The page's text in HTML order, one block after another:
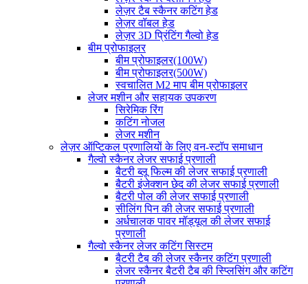
लेज़र टैब स्कैनर कटिंग हेड
लेज़र वॉबल हेड
लेज़र 3D प्रिंटिंग गैल्वो हेड
बीम प्रोफाइलर
बीम प्रोफाइलर(100W)
बीम प्रोफाइलर(500W)
स्वचालित M2 माप बीम प्रोफाइलर
लेजर मशीन और सहायक उपकरण
सिरेमिक रिंग
कटिंग नोजल
लेजर मशीन
लेज़र ऑप्टिकल प्रणालियों के लिए वन-स्टॉप समाधान
गैल्वो स्कैनर लेजर सफाई प्रणाली
बैटरी ब्लू फिल्म की लेजर सफाई प्रणाली
बैटरी इंजेक्शन छेद की लेजर सफाई प्रणाली
बैटरी पोल की लेजर सफाई प्रणाली
सीलिंग पिन की लेजर सफाई प्रणाली
अर्धचालक पावर मॉड्यूल की लेजर सफाई
प्रणाली
गैल्वो स्कैनर लेजर कटिंग सिस्टम
बैटरी टैब की लेजर स्कैनर कटिंग प्रणाली
लेजर स्कैनर बैटरी टैब की स्प्लिसिंग और कटिंग